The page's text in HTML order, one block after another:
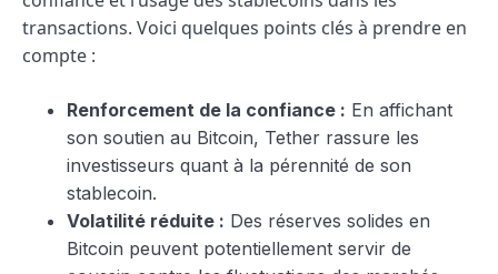
transactions. Voici quelques points clés à prendre en
compte :
Renforcement de la confiance : En affichant
son soutien au Bitcoin, Tether rassure les
investisseurs quant à la pérennité de son
stablecoin.
Volatilité réduite : Des réserves solides en
Bitcoin peuvent potentiellement servir de